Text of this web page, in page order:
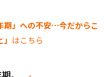
期」への不安…今だからこ
はこちら